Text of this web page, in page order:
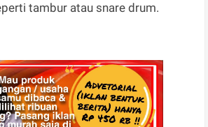
tambur atau snare drum.